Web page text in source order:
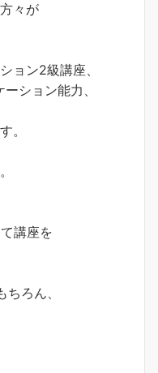
々が
ョン2級講座、
ション能力、
。
講座を
ろん、